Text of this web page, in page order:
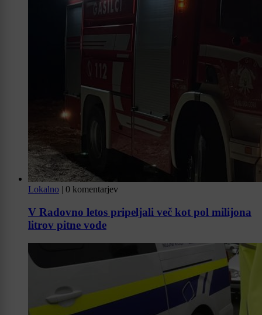
Lokalno | 0 komentarjev
V Radovno letos pripeljali več kot pol milijona
litrov pitne vode